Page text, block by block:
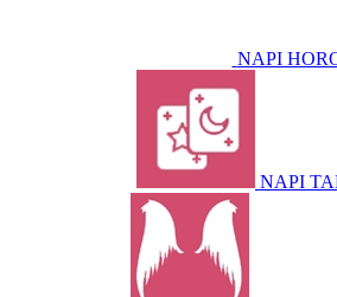
NAPI
NAPI